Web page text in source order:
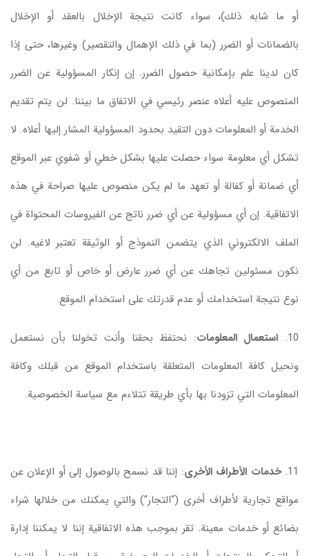
أو ما شابه ذلك)، سواء كانت نتيجة الإخلال بالعقد أو الإخلال
بالضمانات أو الضرر (بما في ذلك الإهمال والتقصير) وغيرها، حتى إذا
كان لدينا علم بإمكانية حصول الضرر. إن إنكار المسؤولية عن الضرر
المنصوص عليه أعلاه عنصر رئيسي في الاتفاق ما بيننا. لن يتم تقديم
الخدمة أو المعلومات دون التقيد بحدود المسؤولية المشار إليها أعلاه. لا
تشكل أي معلومة سواء حصلت عليها بشكل خطي أو شفوي عبر الموقع
أي ضمانة أو كفالة أو تعهد ما لم يكن منصوص عليها صراحة في هذه
الاتفاقية. إن أي مسؤولية عن أي ضرر ناتج عن الفيروسات المحتواة في
الملف الالكتروني الذي يتضمن النموذج أو الوثيقة تعتبر لاغيه. لن
نكون مسئولين تجاهك عن أي ضرر عارض أو خاص أو تابع من أي
نوع نتيجة استخدامك أو عدم قدرتك على استخدام الموقع.
10. استعمال المعلومات: نحتفظ بحقنا وأنت تخولنا بأن نستعمل
ونحيل كافة المعلومات المتعلقة باستخدام الموقع من قبلك وكافة
المعلومات التي تزودنا بها بأي طريقة تتلاءم مع سياسة الخصوصية.
11. خدمات الأطراف الأخرى: إننا قد نسمح بالوصول إلى أو الإعلان عن
مواقع تجارية لأطراف أخرى (“التجار”) والتي يمكنك من خلالها شراء
بضائع أو خدمات معينة. تقر بموجب هذه الاتفاقية إننا لا يمكننا إدارة